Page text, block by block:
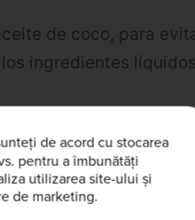
de coco, para
ingredientes
menos, mas no por
máxima potencia 2
de acord cu stocarea
pentru a îmbunătăți
utilizarea site-ului și
de marketing.